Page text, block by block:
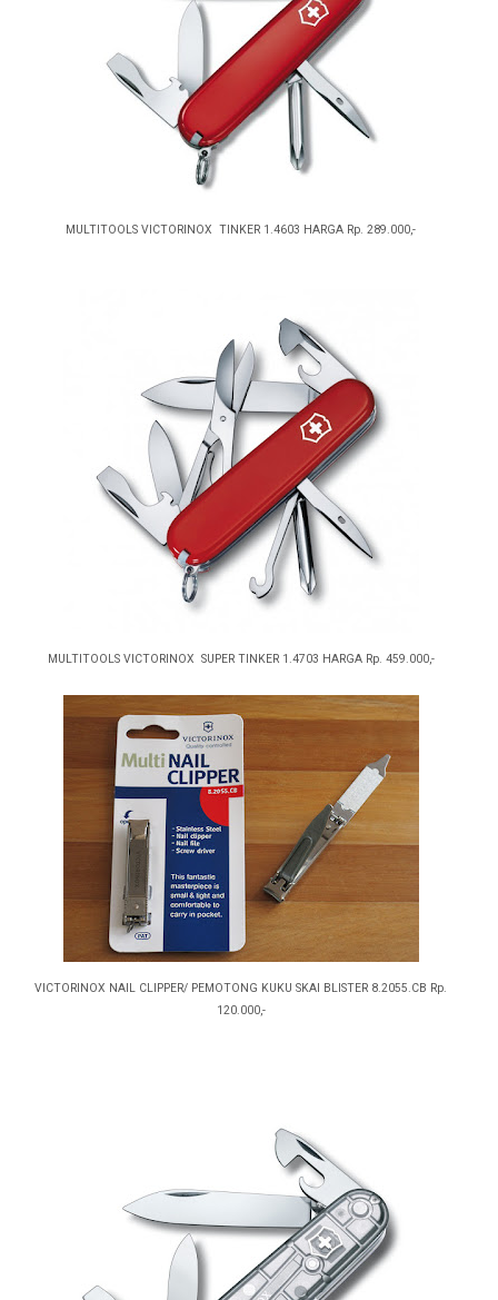
MULTITOOLS VICTORINOX TINKER 1.4603 HARGA Rp. 289.000,-
MULTITOOLS VICTORINOX SUPER TINKER 1.4703 HARGA Rp. 459.000,-
VICTORINOX NAIL CLIPPER/ PEMOTONG KUKU SKAI BLISTER 8.2055.CB Rp.
120.000,-